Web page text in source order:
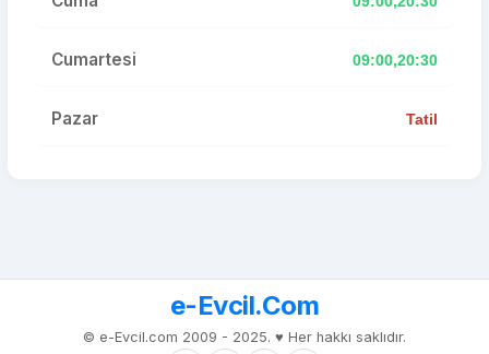
Cumartesi 09:00,20:30
Pazar Tatil
e-Evcil.Com
© e-Evcil.com 2009 - 2025. ♥️ Her hakkı saklıdır.